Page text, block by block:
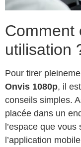
Comment
utilisation
Pour tirer
Onvis 1080p, il
conseils simples.
placée dans un
l’espace que
l’application